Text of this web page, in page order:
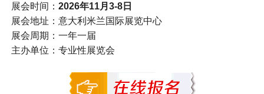
展会时间： 2026年11月3-8日
展会地址：意大利米兰国际展览中心
展会周期：一年一届
主办单位：专业性展览会